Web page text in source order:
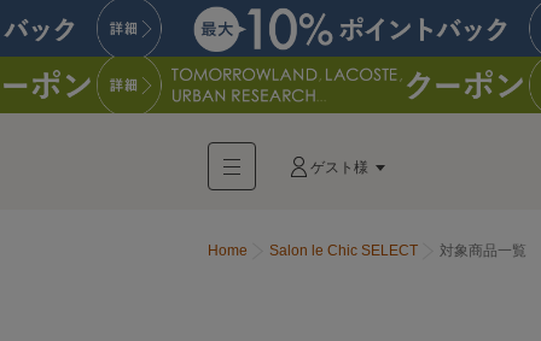
ゲスト様
Home Salon le Chic SELECT 対象商品一覧